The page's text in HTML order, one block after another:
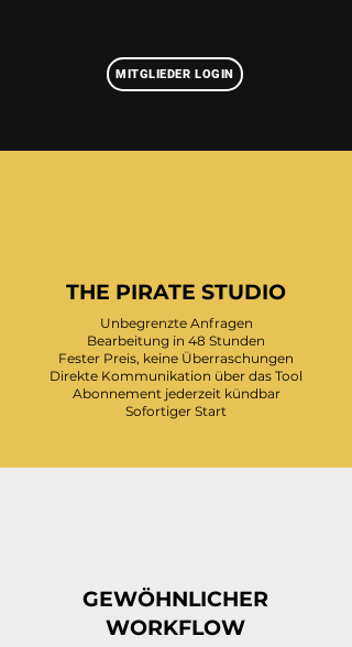
THE PIRATE STUDIO
Unbegrenzte Anfragen
Bearbeitung in 48 Stunden
Fester Preis, keine Überraschungen
Direkte Kommunikation über das Tool
Abonnement jederzeit kündbar
Sofortiger Start
GEWÖHNLICHER
WORKFLOW
MITGLIEDER LOGIN